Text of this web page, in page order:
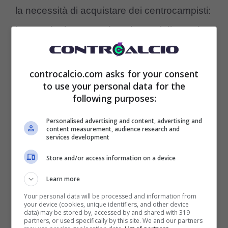
la necessità di acquistare dei centrocampisti:
la squadra ha perso due elementi di grande
importanza fino a fine stagione (almeno) e
dovrà intervenire sul mercato.
Juve, la società ha deciso
sul centrocampista
Giuntoli
mirino. Da Khephren
Samardzic– il club sta valutando diverse
controcalcio.com asks for your consent
to use your personal data for the
following purposes:
Personalised advertising and content, advertising and
content measurement, audience research and
services development
Store and/or access information on a device
Learn more
Your personal data will be processed and information from
your device (cookies, unique identifiers, and other device
data) may be stored by, accessed by and shared with 319
partners, or used specifically by this site. We and our partners